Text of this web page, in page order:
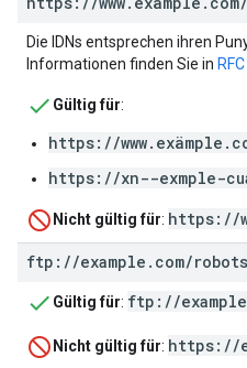
Die IDNs entsprechen ihren
Informationen finden Sie in
Gültig für:
https://
https://xn--exmple-
Nicht gültig für: https://
ftp: //example . com/robots
Gültig für: ftp://
Nicht gültig für: https://